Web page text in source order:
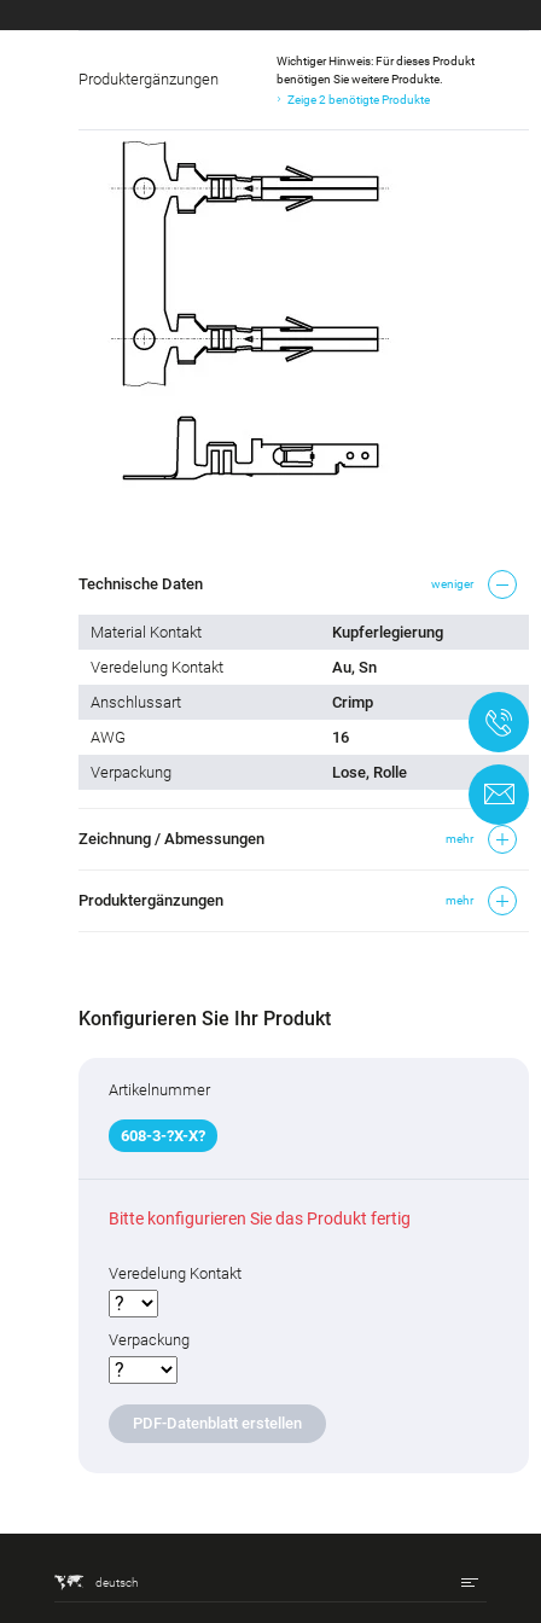
Produktergänzungen
Wichtiger Hinweis: Für dieses Produkt
benötigen Sie weitere Produkte.
Zeige 2 benötigte Produkte
Technische Daten weniger
Material Kontakt
Kupferlegierung
Veredelung Kontakt
Au, Sn
Anschlussart
Crimp
AWG
16
Verpackung
Lose, Rolle
Zeichnung / Abmessungen mehr
Produktergänzungen mehr
Konfigurieren Sie Ihr Produkt
Artikelnummer
608-3-?X-X?
Bitte konfigurieren Sie das Produkt fertig
Veredelung Kontakt
Verpackung
PDF-Datenblatt erstellen
deutsch